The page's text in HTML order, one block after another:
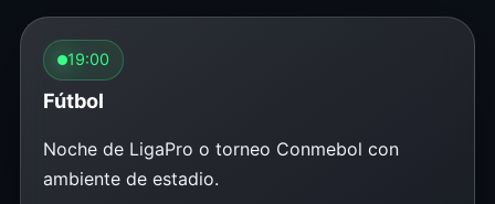
19:00
Fútbol
Noche de LigaPro o torneo Conmebol con
ambiente de estadio.